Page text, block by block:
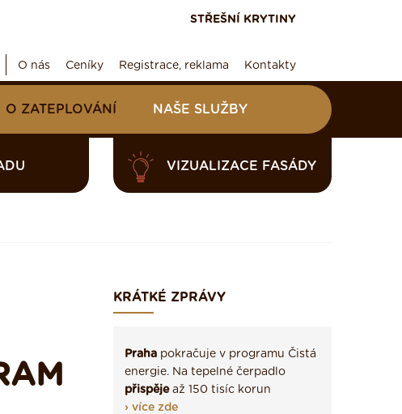
STŘEŠNÍ KRYTINY
O nás Ceníky Registrace, reklama Kontakty
O ZATEPLOVÁNÍ NAŠE SLUŽBY
VIZUALIZACE FASÁDY
KRÁTKÉ ZPRÁVY
Praha pokračuje v programu Čistá
energie. Na tepelné čerpadlo
přispějeaž 150 tisíc korun
› více zde